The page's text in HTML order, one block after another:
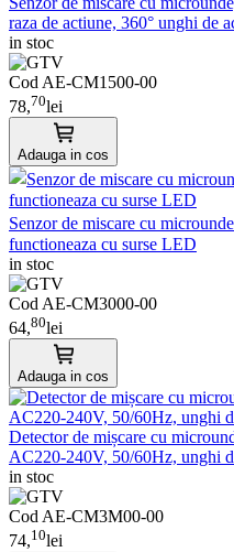
raza de actiune, 360° unghi de
in stoc
Cod AE-CM1500-00
78,70lei
Adauga in cos
Senzor de miscare cu
functioneaza cu surse LED
in stoc
Cod AE-CM3000-00
64,80lei
Adauga in cos
Detector de mișcare cu
AC220-240V, 50/60Hz, unghi
in stoc
Cod AE-CM3M00-00
74,10lei